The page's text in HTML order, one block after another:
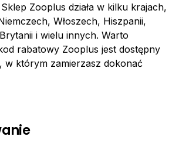
Zooplus działa w kilku krajach,
Włoszech, Hiszpanii,
i wielu innych. Warto
rabatowy Zooplus jest dostępny
w którym zamierzasz dokonać